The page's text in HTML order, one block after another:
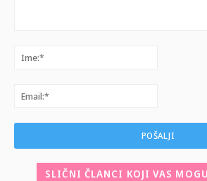
SLIČNI ČLANCI KOJI VAS